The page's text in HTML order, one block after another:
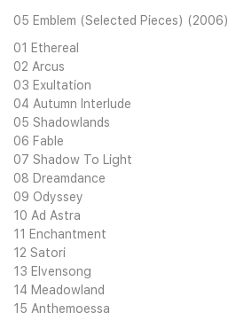
05 Emblem (Selected Pieces) (2006)
01 Ethereal
02 Arcus
03 Exultation
04 Autumn Interlude
05 Shadowlands
06 Fable
07 Shadow To Light
08 Dreamdance
09 Odyssey
10 Ad Astra
11 Enchantment
12 Satori
13 Elvensong
14 Meadowland
15 Anthemoessa